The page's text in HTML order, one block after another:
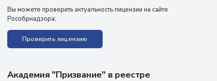
Вы можете проверить актуальность лицензии на сайте
Рособрнадзора:
Проверить лицензию
Академия "Призвание" в реестре